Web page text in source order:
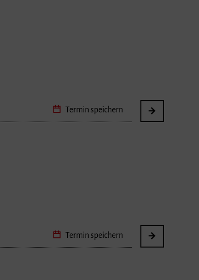
Termin speichern
Termin speichern